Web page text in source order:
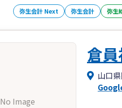
弥生会計 Next 弥生会計 弥生
No Image
倉
山口